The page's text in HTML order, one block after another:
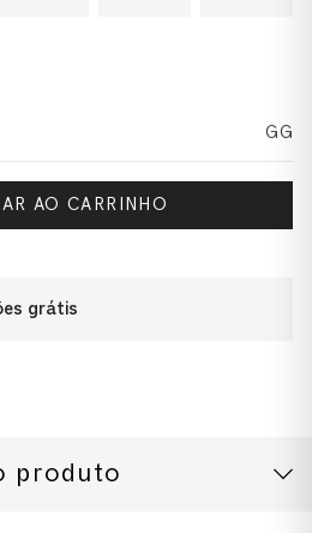
GG
AO CARRINHO
grátis
produto